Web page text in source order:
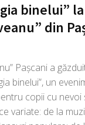
binelui” la
din
Pașcani a
binelui”, un
copii cu nevoi
variate: de la